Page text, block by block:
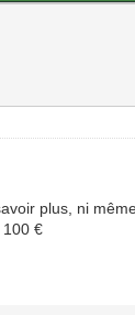
plus, ni
100 €